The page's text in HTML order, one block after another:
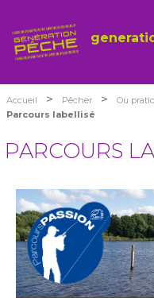
Accueil > Pêcher > Où
Parcours labellisé
PARCOURS